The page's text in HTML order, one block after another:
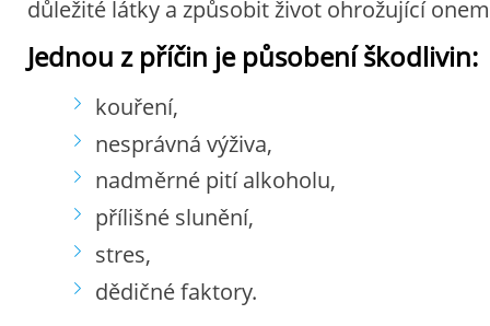
důležité látky a způsobit život ohrožující
Jednou z příčin je působení škodlivin:
kouření,
nesprávná výživa,
nadměrné pití alkoholu,
přílišné slunění,
stres,
dědičné faktory.